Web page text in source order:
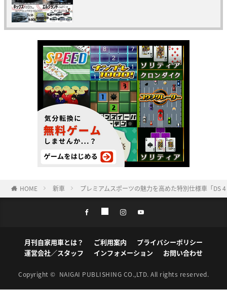
HOME 新車 プレミアムスポーツの魅力を高めた特別仕様車「DS
月刊自家用車とは？ ご利用案内
プライバシーポリシー
運営会社／スタッフ
インフォメーション お問い合わせ
Copyright © NAIGAI PUBLISHING CO.,LTD. All rights reserved.